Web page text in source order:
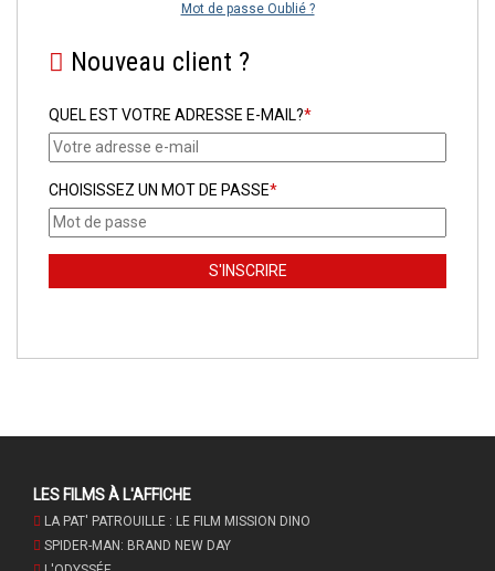
Mot de passe Oublié ?
Nouveau client ?
QUEL EST VOTRE ADRESSE E-MAIL?*
CHOISISSEZ UN MOT DE PASSE*
LES FILMS À L'AFFICHE
LA PAT' PATROUILLE : LE FILM MISSION DINO
SPIDER-MAN: BRAND NEW DAY